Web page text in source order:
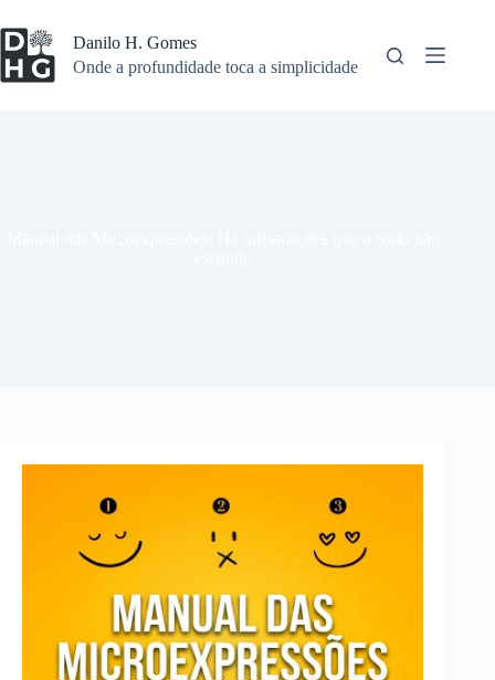
para
o
conteúdo
Danilo H. Gomes
Onde a profundidade toca a simplicidade